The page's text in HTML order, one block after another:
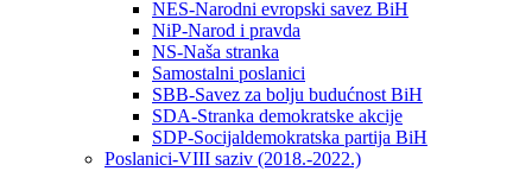
NES-Narodni evropski savez BiH
NiP-Narod i pravda
NS-Naša stranka
Samostalni poslanici
SBB-Savez za bolju budućnost BiH
SDA-Stranka demokratske akcije
SDP-Socijaldemokratska partija BiH
Poslanici-VIII saziv (2018.-2022.)